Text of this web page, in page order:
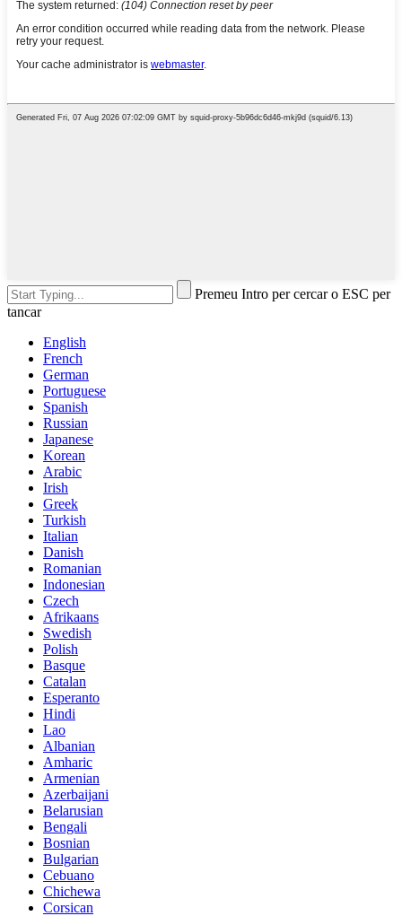
Premeu Intro per cercar o ESC per
tancar
English
French
German
Portuguese
Spanish
Russian
Japanese
Korean
Arabic
Irish
Greek
Turkish
Italian
Danish
Romanian
Indonesian
Czech
Afrikaans
Swedish
Polish
Basque
Catalan
Esperanto
Hindi
Lao
Albanian
Amharic
Armenian
Azerbaijani
Belarusian
Bengali
Bosnian
Bulgarian
Cebuano
Chichewa
Corsican